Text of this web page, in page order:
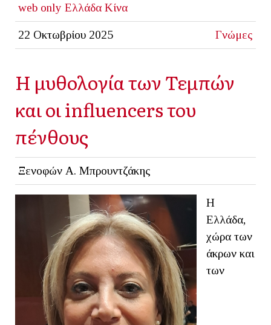
web only Ελλάδα Κίνα
22 Οκτωβρίου 2025 Γνώμες
Η μυθολογία των Τεμπών
και οι influencers του
πένθους
Ξενοφών Α. Μπρουντζάκης
Η
Ελλάδα,
χώρα των
άκρων και
των